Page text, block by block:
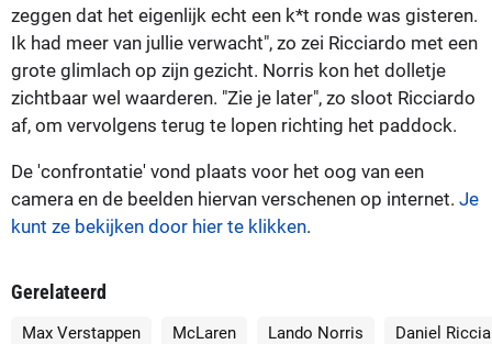
zeggen dat het eigenlijk echt een k*t ronde was gisteren.
Ik had meer van jullie verwacht", zo zei Ricciardo met een
grote glimlach op zijn gezicht. Norris kon het dolletje
zichtbaar wel waarderen. "Zie je later", zo sloot Ricciardo
af, om vervolgens terug te lopen richting het paddock.
De 'confrontatie' vond plaats voor het oog van een
camera en de beelden hiervan verschenen op internet. Je
kunt ze bekijken door hier te klikken.
Gerelateerd
Max Verstappen McLaren Lando Norris Daniel